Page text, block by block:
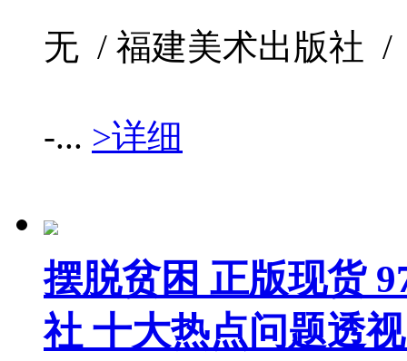
无 / 福建美术出版社
-... >详细
摆脱贫困 正版现货
社 十大热点问题透